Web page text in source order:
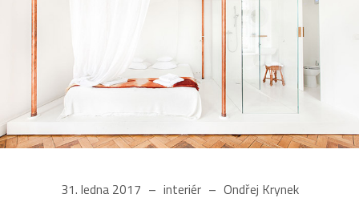
31. ledna 2017 interiér Ondřej Krynek